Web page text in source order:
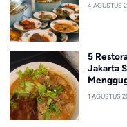
4 AGUSTUS
5
Jakarta
1 AGUSTUS